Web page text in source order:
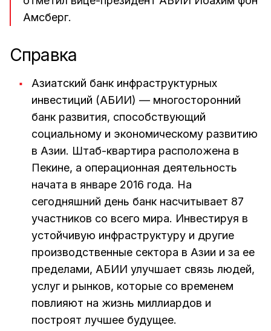
Амсберг.
Справка
Азиатский банк инфраструктурных
инвестиций (АБИИ) — многосторонний
банк развития, способствующий
социальному и экономическому развитию
в Азии. Штаб-квартира расположена в
Пекине, а операционная деятельность
начата в январе 2016 года. На
сегодняшний день банк насчитывает 87
участников со всего мира. Инвестируя в
устойчивую инфраструктуру и другие
производственные сектора в Азии и за ее
пределами, АБИИ улучшает связь людей,
услуг и рынков, которые со временем
повлияют на жизнь миллиардов и
построят лучшее будущее.